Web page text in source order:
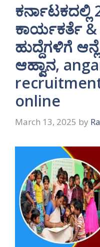
ಕಾರ್ಯಕರ್ತೆ
ಹುದ್ದೆಗಳಿಗೆ
ಆಹ್ವಾನ,
online
March 13, 2025 by